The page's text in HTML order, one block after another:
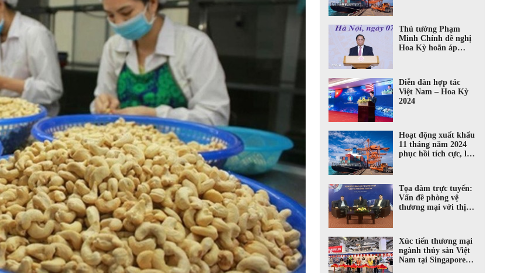
Thủ tướng Phạm
Minh Chính đề nghị
Hoa Kỳ hoãn áp
Diễn đàn hợp tác
Việt Nam – Hoa Kỳ
2024
Hoạt động xuất khẩu
11 tháng năm 2024
phục hồi tích cực, là
Tọa đàm trực tuyến:
Vấn đề phòng vệ
thương mại với thị
Xúc tiến thương mại
ngành thủy sản Việt
Nam tại Singapore